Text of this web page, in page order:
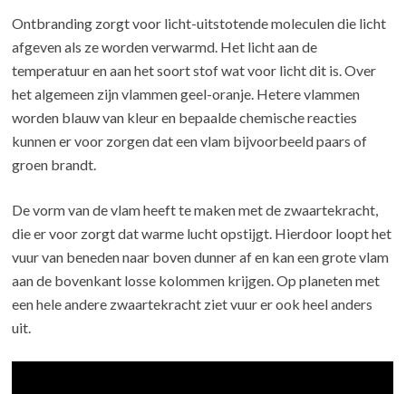
Ontbranding zorgt voor licht-uitstotende moleculen die licht
afgeven als ze worden verwarmd. Het licht aan de
temperatuur en aan het soort stof wat voor licht dit is. Over
het algemeen zijn vlammen geel-oranje. Hetere vlammen
worden blauw van kleur en bepaalde chemische reacties
kunnen er voor zorgen dat een vlam bijvoorbeeld paars of
groen brandt.
De vorm van de vlam heeft te maken met de zwaartekracht,
die er voor zorgt dat warme lucht opstijgt. Hierdoor loopt het
vuur van beneden naar boven dunner af en kan een grote vlam
aan de bovenkant losse kolommen krijgen. Op planeten met
een hele andere zwaartekracht ziet vuur er ook heel anders
uit.